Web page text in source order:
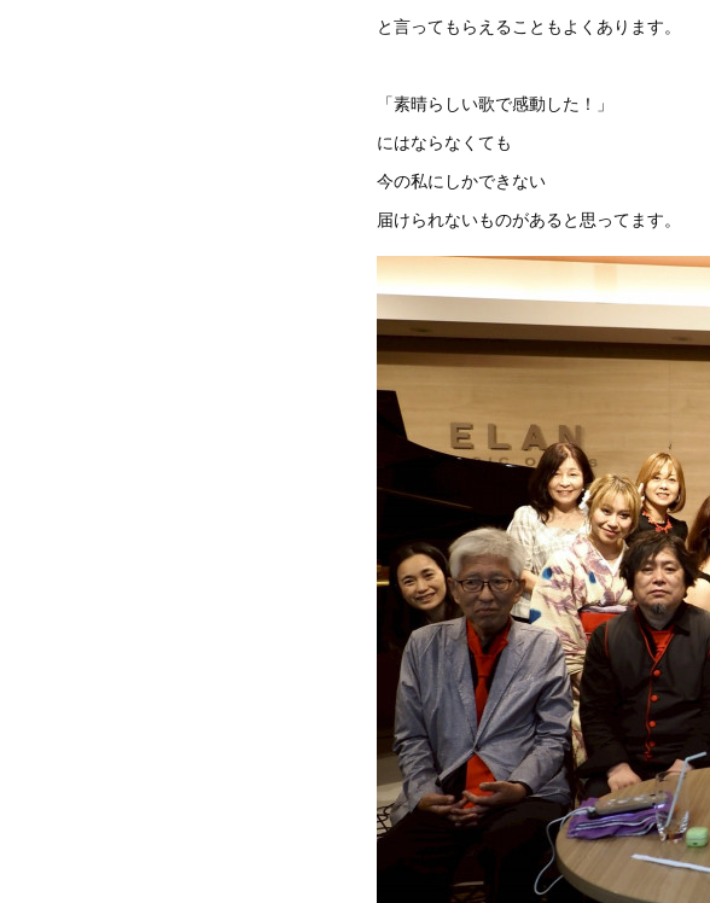
と言ってもらえることもよくあります。
「素晴らしい歌で感動した！」
にはならなくても
今の私にしかできない
届けられないものがあると思ってます。